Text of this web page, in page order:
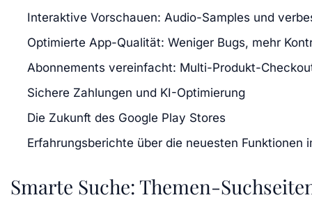
Interaktive Vorschauen: Audio-Samples und
Optimierte App-Qualität: Weniger Bugs, mehr
Abonnements vereinfacht: Multi-Produkt-
Sichere Zahlungen und KI-Optimierung
Die Zukunft des Google Play Stores
Erfahrungsberichte über die neuesten Funktionen
Smarte Suche: Themen-